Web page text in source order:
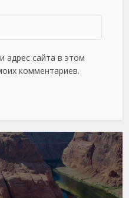
адрес сайта в этом
комментариев.